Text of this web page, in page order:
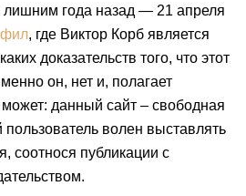
лишним года назад — 21 апреля
, где Виктор Корб является
доказательств того, что этот
он, нет и, полагает
данный сайт – свободная
волен выставлять
соотнося публикации с